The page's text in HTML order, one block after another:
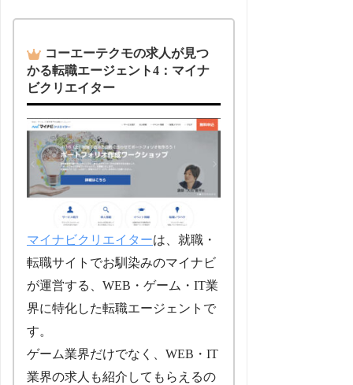
コーエーテクモの求人が見つ
かる転職エージェント4：マイナ
ビクリエイター
マイナビクリエイターは、就職・
転職サイトでお馴染みのマイナビ
が運営する、WEB・ゲーム・IT業
界に特化した転職エージェントで
す。
ゲーム業界だけでなく、WEB・IT
業界の求人も紹介してもらえるの